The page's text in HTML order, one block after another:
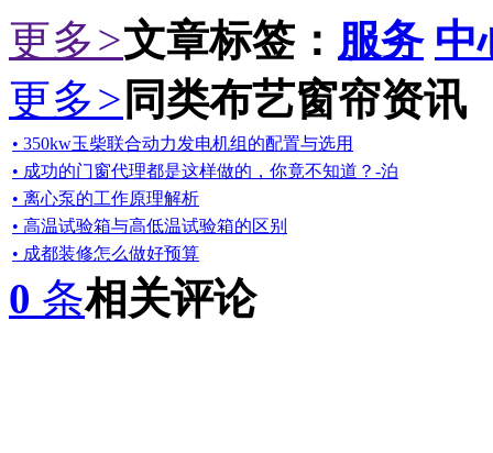
更多>文章标签： 服务 中
更多> 同类布艺窗帘资讯
• 350kw玉柴联合动力发电机组的配置与选用
• 成功的门窗代理都是这样做的，你竟不知道？-泊
• 离心泵的工作原理解析
• 高温试验箱与高低温试验箱的区别
• 成都装修怎么做好预算
0 条相关评论